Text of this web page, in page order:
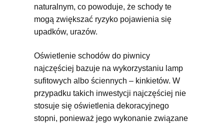
naturalnym, co powoduje, że schody te
mogą zwiększać ryzyko pojawienia się
upadków, urazów.
Oświetlenie schodów do piwnicy
najczęściej bazuje na wykorzystaniu lamp
sufitowych albo ściennych – kinkietów. W
przypadku takich inwestycji najczęściej nie
stosuje się oświetlenia dekoracyjnego
stopni, ponieważ jego wykonanie związane